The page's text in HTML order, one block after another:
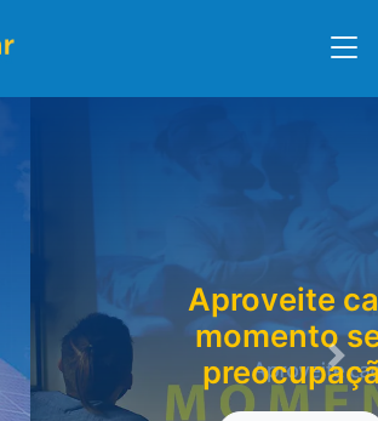
Aproveite cada
momento sem
preocupação
Next